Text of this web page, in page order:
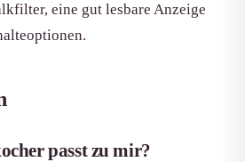
eine gut lesbare Anzeige
passt zu mir?